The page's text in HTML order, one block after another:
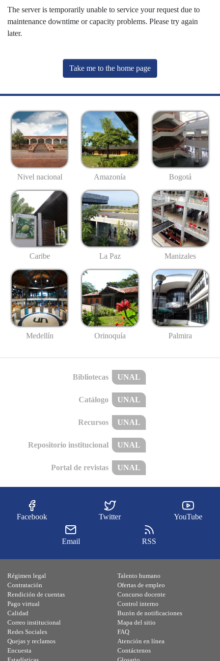
The server is temporarily unable to service your request due to
maintenance downtime or capacity problems. Please try again
later.
Take me to the home page
Nivel nacional Amazonía Bogotá
Caribe La Paz Manizales
Medellín Orinoquía Palmira
Bibliotecas UNAL
Catálogo UNAL
Recursos UNAL
Repositorio institucional UNAL
Portal de revistas UNAL
Facebook Twitter YouTube
Email RSS
Régimen legal
Contratación
Rendición de cuentas
Pago virtual
Calidad
Talento humano
Ofertas de empleo
Concurso docente
Control interno
Buzón de notificaciones
Correo institucional
Redes Sociales
Quejas y reclamos
Encuesta
Mapa del sitio
FAQ
Atención en línea
Contáctenos